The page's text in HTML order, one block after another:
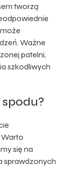
tworzą
Ważne
patelni,
szkodliwych
się na
sprawdzonych